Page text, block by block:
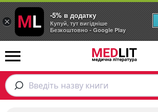
Введіть назву книги
×
-5% в додатку
Купуй, тут вигідніше
Безкоштовно - Google Play